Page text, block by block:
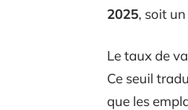
2025, soit
Le taux de
Ce seuil
que les